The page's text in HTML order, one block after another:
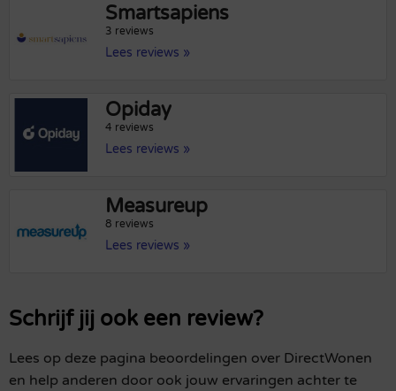
Smartsapiens
3 reviews
Lees reviews »
Opiday
4 reviews
Lees reviews »
Measureup
8 reviews
Lees reviews »
Schrijf jij ook een review?
Lees op deze pagina beoordelingen over DirectWonen
en help anderen door ook jouw ervaringen achter te